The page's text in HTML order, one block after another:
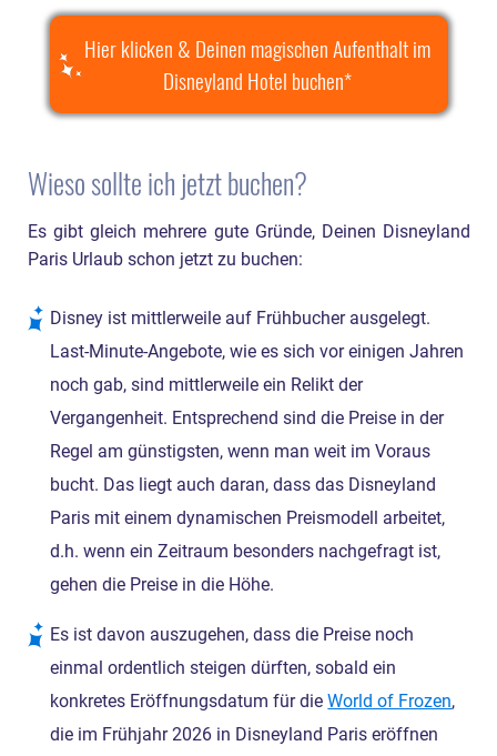
Hier klicken & Deinen magischen Aufenthalt im
Disneyland Hotel buchen
Wieso sollte ich jetzt buchen?
Es gibt gleich mehrere gute Gründe, Deinen Disneyland
Paris Urlaub schon jetzt zu buchen:
Disney ist mittlerweile auf Frühbucher ausgelegt.
Last-Minute-Angebote, wie es sich vor einigen Jahren
noch gab, sind mittlerweile ein Relikt der
Vergangenheit. Entsprechend sind die Preise in der
Regel am günstigsten, wenn man weit im Voraus
bucht. Das liegt auch daran, dass das Disneyland
Paris mit einem dynamischen Preismodell arbeitet,
d.h. wenn ein Zeitraum besonders nachgefragt ist,
gehen die Preise in die Höhe.
Es ist davon auszugehen, dass die Preise noch
einmal ordentlich steigen dürften, sobald ein
konkretes Eröffnungsdatum für dieWorld of Frozen,
die im Frühjahr 2026 in Disneyland Paris eröffnen